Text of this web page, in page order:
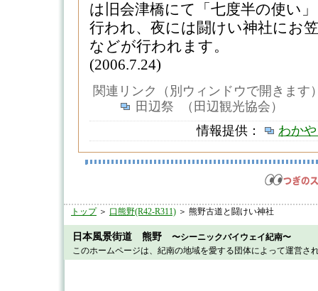
は旧会津橋にて「七度半の使い
行われ、夜には闘けい神社にお
などが行われます。
(2006.7.24)
関連リンク（別ウィンドウで開きます
田辺祭 （田辺観光協会）
情報提供：
わか
トップ＞ 口熊野(R42-R311) ＞ 熊野古道と闘けい神社
日本風景街道 熊野 〜シーニックバイウェイ紀南〜
このホームページは、紀南の地域を愛する団体によって運営さ